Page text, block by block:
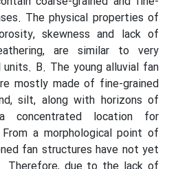
The physical properties of
skewness and lack of
are similar to very
units. B. The young alluvial fan
mostly made of fine-grained
silt, along with horizons of
concentrated location for
a morphological point of
fan structures have not yet